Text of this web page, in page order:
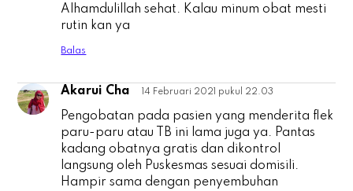
Alhamdulillah sehat. Kalau minum obat mesti
rutin kan ya
Balas
A Akarui Cha 14 Februari 2021 pukul 22.03
Pengobatan pada pasien yang menderita flek
paru-paru atau TB ini lama juga ya. Pantas
kadang obatnya gratis dan dikontrol
langsung oleh Puskesmas sesuai domisili.
Hampir sama dengan penyembuhan